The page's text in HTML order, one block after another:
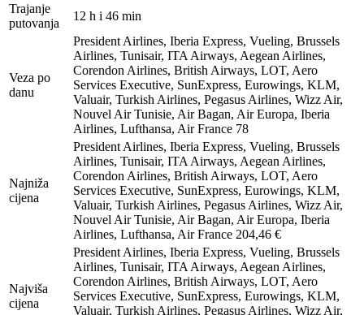
Trajanje
putovanja
12 h i 46 min
Veza po
danu
President Airlines, Iberia Express, Vueling, Brussels
Airlines, Tunisair, ITA Airways, Aegean Airlines,
Corendon Airlines, British Airways, LOT, Aero
Services Executive, SunExpress, Eurowings, KLM,
Valuair, Turkish Airlines, Pegasus Airlines, Wizz Air,
Nouvel Air Tunisie, Air Bagan, Air Europa, Iberia
Airlines, Lufthansa, Air France 78
Najniža
cijena
President Airlines, Iberia Express, Vueling, Brussels
Airlines, Tunisair, ITA Airways, Aegean Airlines,
Corendon Airlines, British Airways, LOT, Aero
Services Executive, SunExpress, Eurowings, KLM,
Valuair, Turkish Airlines, Pegasus Airlines, Wizz Air,
Nouvel Air Tunisie, Air Bagan, Air Europa, Iberia
Airlines, Lufthansa, Air France 204,46 €
Najviša
cijena
President Airlines, Iberia Express, Vueling, Brussels
Airlines, Tunisair, ITA Airways, Aegean Airlines,
Corendon Airlines, British Airways, LOT, Aero
Services Executive, SunExpress, Eurowings, KLM,
Valuair, Turkish Airlines, Pegasus Airlines, Wizz Air,